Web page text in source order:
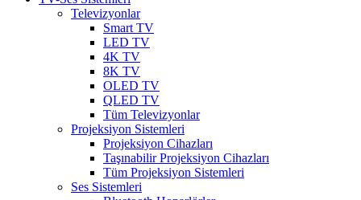
Televizyonlar
Smart TV
LED TV
4K TV
8K TV
OLED TV
QLED TV
Tüm Televizyonlar
Projeksiyon Sistemleri
Projeksiyon Cihazları
Taşınabilir Projeksiyon Cihazları
Tüm Projeksiyon Sistemleri
Ses Sistemleri